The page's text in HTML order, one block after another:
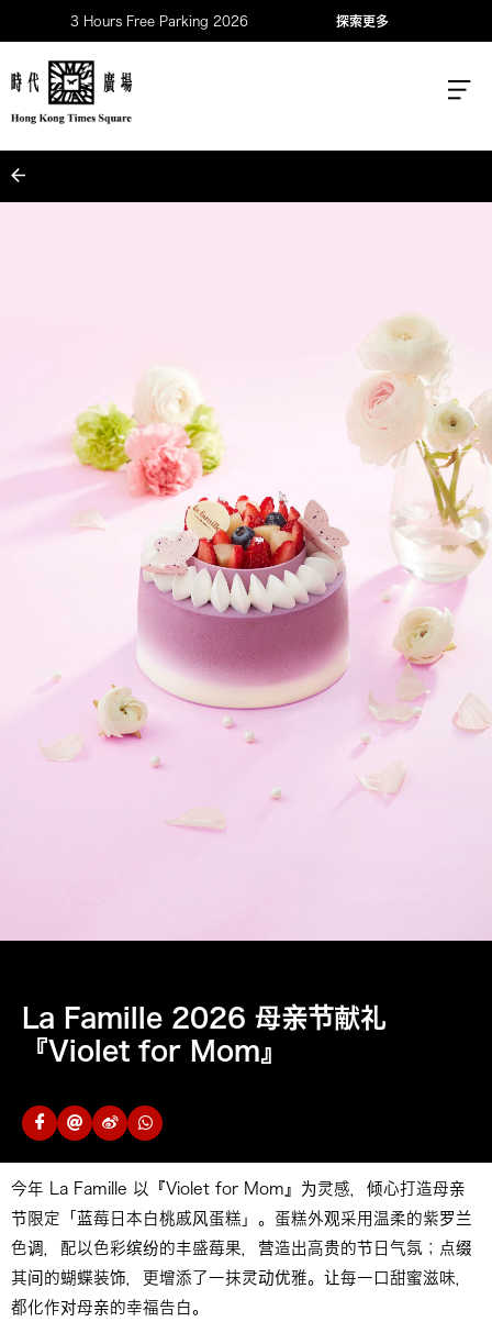
3 Hours Free Parking 2026 探索更多
La Famille 2026 母亲节献礼
『Violet for Mom』
今年 La Famille 以『Violet for Mom』为灵感，倾心打造母亲
节限定「蓝莓日本白桃戚风蛋糕」。蛋糕外观采用温柔的紫罗兰
色调，配以色彩缤纷的丰盛莓果，营造出高贵的节日气氛；点缀
其间的蝴蝶装饰，更增添了一抹灵动优雅。让每一口甜蜜滋味，
都化作对母亲的幸福告白。